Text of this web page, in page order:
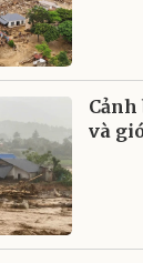
Cảnh
và